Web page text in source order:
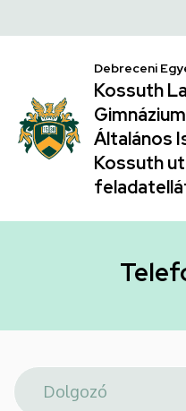
|
Kossuth
Lajos
Gyakorló
Gimnáziuma
Általános
hely
a
Debreceni
Kossuth
Általános
Kossuth